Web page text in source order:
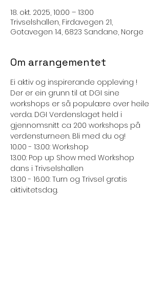
18. okt. 2025, 10:00 – 13:00
Trivselshallen, Firdavegen 21,
Gotavegen 14, 6823 Sandane, Norge
Om arrangementet
Ei aktiv og inspirerande oppleving !
Der er ein grunn til at DGI sine
workshops er så populære over heile
verda. DGI Verdenslaget held i
gjennomsnitt ca 200 workshops på
verdensturneen. Bli med du og!
10.00 - 13.00: Workshop
13.00: Pop up Show med Workshop
dans i Trivselshallen
13.00 - 16.00: Turn og Trivsel gratis
aktivitetsdag.